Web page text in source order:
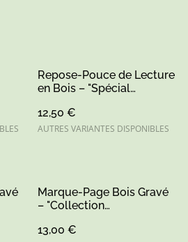
Repose-Pouce de Lecture
en Bois – "Spécial
12,50 €
AUTRES VARIANTES DISPONIBLES
Marque-Page Bois Gravé
– "Collection
13,00 €